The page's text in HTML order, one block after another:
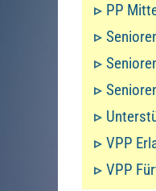
PP
VPP
VPP